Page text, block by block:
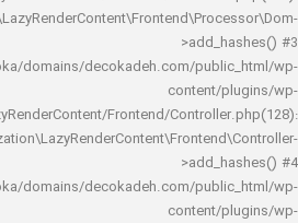
decoka/domains/decokadeh.com/
LazyRenderContent/Frontend/
decoka/domains/decokadeh.com/